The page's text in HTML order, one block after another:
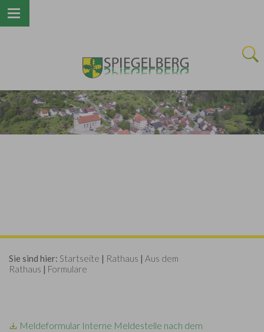
Sie sind hier: Startseite | Rathaus | Aus dem
Rathaus | Formulare
Meldeformular Interne Meldestelle nach dem